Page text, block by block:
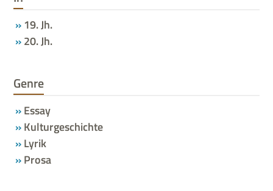
19. Jh.
20. Jh.
Genre
Essay
Kulturgeschichte
Lyrik
Prosa